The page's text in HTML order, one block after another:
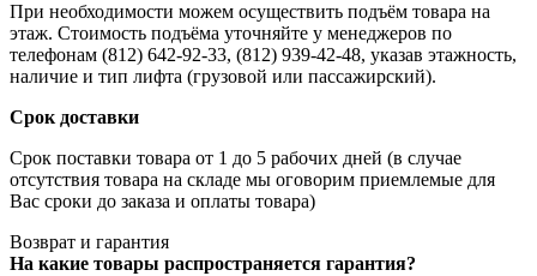
При необходимости можем осуществить подъём товара на
этаж. Стоимость подъёма уточняйте у менеджеров по
телефонам (812) 642-92-33, (812) 939-42-48, указав этажность,
наличие и тип лифта (грузовой или пассажирский).
Срок доставки
Срок поставки товара от 1 до 5 рабочих дней (в случае
отсутствия товара на складе мы оговорим приемлемые для
Вас сроки до заказа и оплаты товара)
Возврат и гарантия
На какие товары распространяется гарантия?